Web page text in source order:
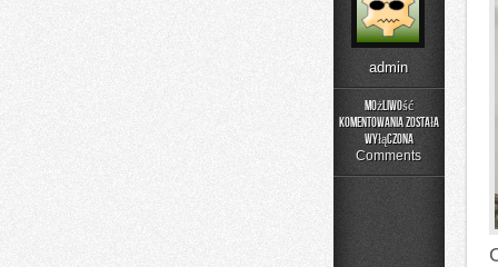
admin
Możliwość
komentowania
Zapachowe
Inspiracje
została
wyłączona
Comments